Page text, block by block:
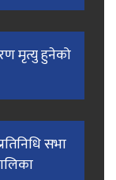
मृत्यु हुनेको
सभा